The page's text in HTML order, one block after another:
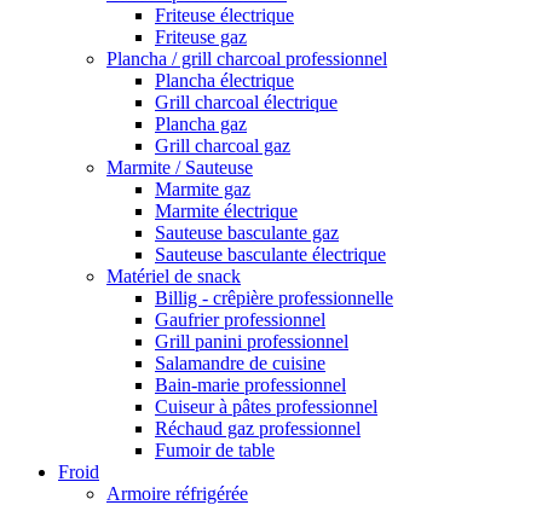
Friteuse électrique
Friteuse gaz
Plancha / grill charcoal professionnel
Plancha électrique
Grill charcoal électrique
Plancha gaz
Grill charcoal gaz
Marmite / Sauteuse
Marmite gaz
Marmite électrique
Sauteuse basculante gaz
Sauteuse basculante électrique
Matériel de snack
Billig - crêpière professionnelle
Gaufrier professionnel
Grill panini professionnel
Salamandre de cuisine
Bain-marie professionnel
Cuiseur à pâtes professionnel
Réchaud gaz professionnel
Fumoir de table
Froid
Armoire réfrigérée